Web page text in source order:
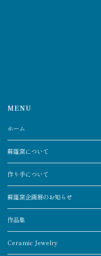
MENU
ホーム
蘇嶐窯について
作り手について
蘇嶐窯企画展のお知らせ
作品集
Ceramic Jewelry